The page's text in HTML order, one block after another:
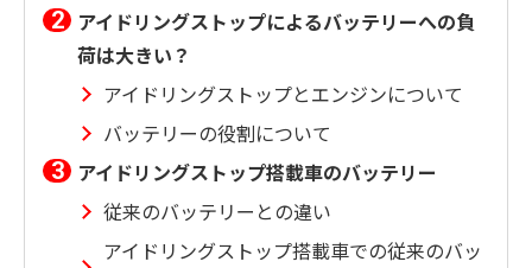
アイドリングストップによるバッテリーへの負
荷は大きい？
アイドリングストップとエンジンについて
バッテリーの役割について
アイドリングストップ搭載車のバッテリー
従来のバッテリーとの違い
アイドリングストップ搭載車での従来のバッ